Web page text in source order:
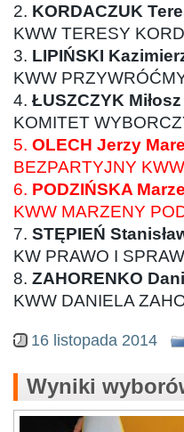
2. KORDACZUK
KWW TERESY
3. LIPIŃSKI
KWW
4. ŁUSZCZYK
KOMITET
5. OLECH Jerzy
BEZPARTYJNY
6. PODZIŃSKA
KWW MARZENY
7. STĘPIEŃ
KW PRAWO I
8. ZAHORENKO
KWW DANIELA
16 listopada 2014
Wyniki